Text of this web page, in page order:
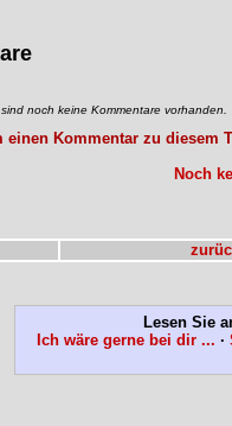
noch keine Kommentare vorhanden.
einen Kommentar zu diesem
Noch
Lesen Sie
Ich wäre gerne bei dir ... ·